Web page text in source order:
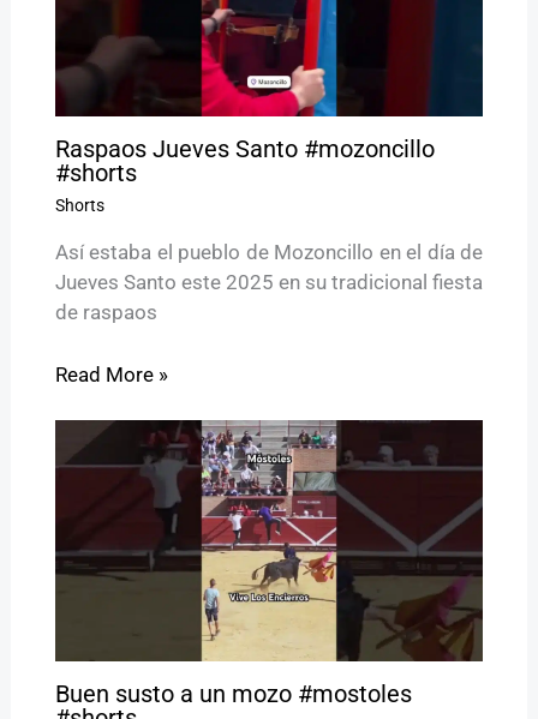
Raspaos Jueves Santo #mozoncillo
#shorts
Shorts
Así estaba el pueblo de Mozoncillo en el día de
Jueves Santo este 2025 en su tradicional fiesta
de raspaos
Read More »
Buen susto a un mozo #mostoles